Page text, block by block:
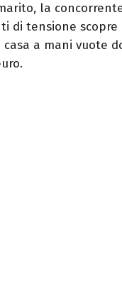
la
di tensione scopre
a mani vuote